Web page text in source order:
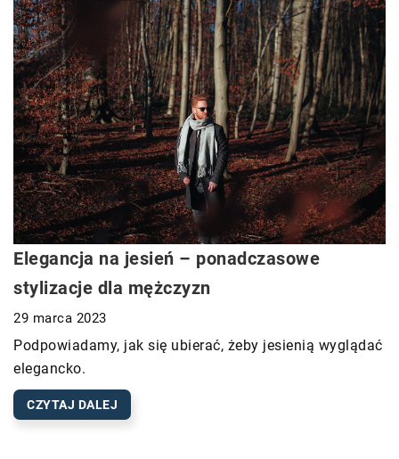
Elegancja na jesień – ponadczasowe
stylizacje dla mężczyzn
29 marca 2023
Podpowiadamy, jak się ubierać, żeby jesienią wyglądać
elegancko.
CZYTAJ DALEJ